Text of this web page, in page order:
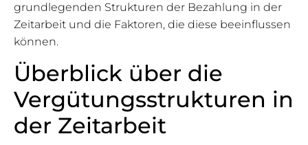
grundlegenden Strukturen der Bezahlung in der
Zeitarbeit und die Faktoren, die diese beeinflussen
können.
Überblick über die
Vergütungsstrukturen in
der Zeitarbeit